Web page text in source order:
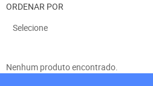
ORDENAR POR
Selecione
Nenhum produto encontrado.